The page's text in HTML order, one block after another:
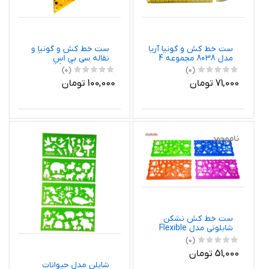
ست خط کش و گونیا آریا
مدل 8038 مجموعه 4
عددی
(0)
71,000 تومان
ست خط کش و گونیا و
نقاله سی بی اس
مدل ژله‌ای JM904
مجموعه 4 عددی
(0)
100,000 تومان
ناموجود
ست خط کش نشکن
شابلونی مدل Flexible
بسته ۲ عددی
(0)
51,000 تومان
شابلن مدل حیوانات